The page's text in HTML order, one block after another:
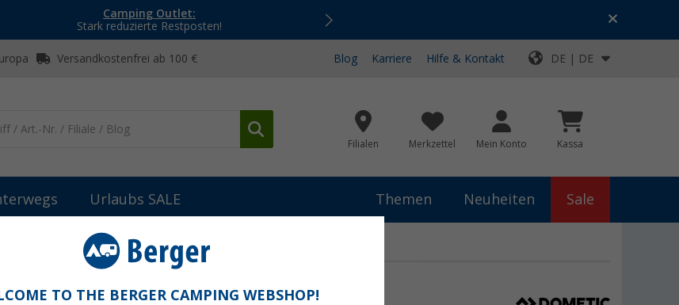
Camping Outlet:
Stark reduzierte Restposten!
Top-Deals für dein Abenteuer!
Versandkostenfrei ab 100 € Blog Karriere Hilfe & Kontakt DE | DE
Filialen Merkzettel Mein Konto Kassa
Urlaubs SALE Themen Neuheiten Sale
Rollos & Verdunkelung Dometic Ersatz-Zuglaschen
TO THE BERGER CAMPING WEBSHOP!